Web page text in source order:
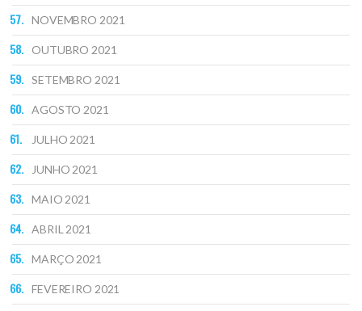
NOVEMBRO 2021
OUTUBRO 2021
SETEMBRO 2021
AGOSTO 2021
JULHO 2021
JUNHO 2021
MAIO 2021
ABRIL 2021
MARÇO 2021
FEVEREIRO 2021